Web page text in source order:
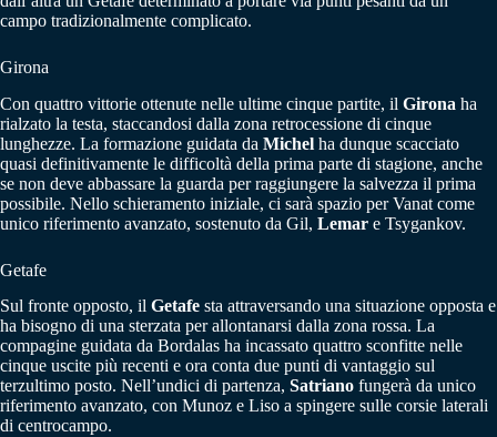
campo tradizionalmente complicato.
Girona
Con quattro vittorie ottenute nelle ultime cinque partite, il Girona ha
rialzato la testa, staccandosi dalla zona retrocessione di cinque
lunghezze. La formazione guidata da Michel ha dunque scacciato
quasi definitivamente le difficoltà della prima parte di stagione, anche
se non deve abbassare la guarda per raggiungere la salvezza il prima
possibile. Nello schieramento iniziale, ci sarà spazio per Vanat come
unico riferimento avanzato, sostenuto da Gil, Lemar e Tsygankov.
Getafe
Sul fronte opposto, il Getafe sta attraversando una situazione opposta e
ha bisogno di una sterzata per allontanarsi dalla zona rossa. La
compagine guidata da Bordalas ha incassato quattro sconfitte nelle
cinque uscite più recenti e ora conta due punti di vantaggio sul
terzultimo posto. Nell’undici di partenza, Satriano fungerà da unico
riferimento avanzato, con Munoz e Liso a spingere sulle corsie laterali
di centrocampo.